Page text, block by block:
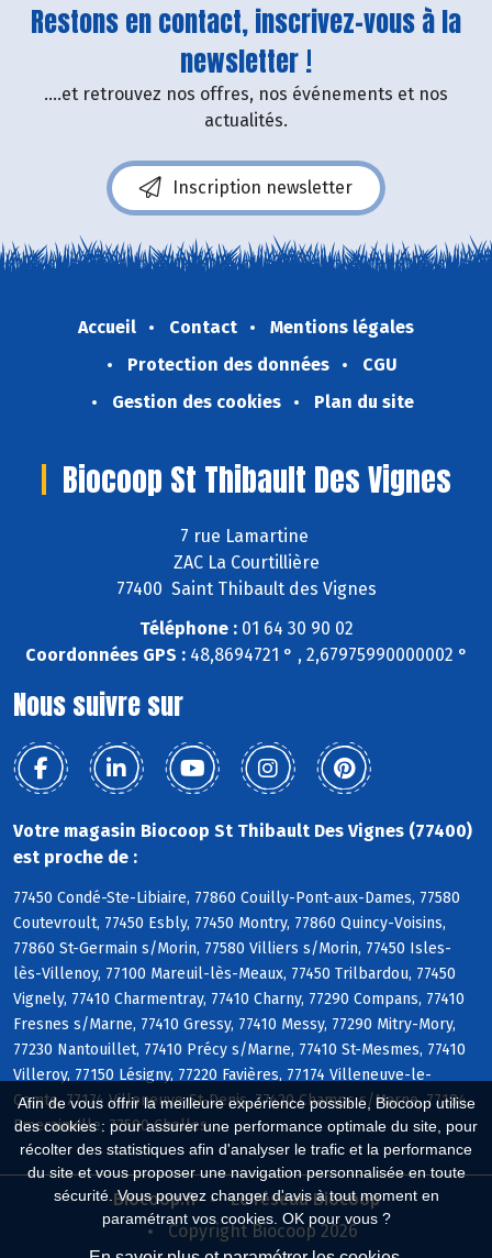
Afin de vous offrir la meilleure expérience possible, Biocoop utilise
des cookies : pour assurer une performance optimale du site, pour
récolter des statistiques afin d'analyser le trafic et la performance
du site et vous proposer une navigation personnalisée en toute
sécurité. Vous pouvez changer d'avis à tout moment en
paramétrant vos cookies. OK pour vous ?
Restons en contact, inscrivez-vous à la
newsletter !
....et retrouvez nos offres, nos événements et nos
actualités.
Inscription newsletter
Accueil Contact
Mentions légales
Protection des données
CGU
Gestion des cookies
Plan du site
Biocoop St Thibault Des Vignes
7 rue Lamartine
ZAC La Courtillière
77400 Saint Thibault des Vignes
Téléphone :01 64 30 90 02
Coordonnées GPS :48,8694721 ° , 2,67975990000002 °
Nous suivre sur
Votre magasin Biocoop St Thibault Des Vignes (77400)
est proche de :
77450 Condé-Ste-Libiaire, 77860 Couilly-Pont-aux-Dames, 77580
Coutevroult, 77450 Esbly, 77450 Montry, 77860 Quincy-Voisins,
77860 St-Germain s/Morin, 77580 Villiers s/Morin, 77450 Isles-
lès-Villenoy, 77100 Mareuil-lès-Meaux, 77450 Trilbardou, 77450
Vignely, 77410 Charmentray, 77410 Charny, 77290 Compans, 77410
Fresnes s/Marne, 77410 Gressy, 77410 Messy, 77290 Mitry-Mory,
77230 Nantouillet, 77410 Précy s/Marne, 77410 St-Mesmes, 77410
Villeroy, 77150 Lésigny, 77220 Favières, 77174 Villeneuve-le-
Comte, 77174 Villeneuve-St-Denis, 77420 Champs s/Marne, 77184
Emerainville, 77500 Chelles
Biocoop.fr
Le réseau Biocoop
Copyright Biocoop 2026